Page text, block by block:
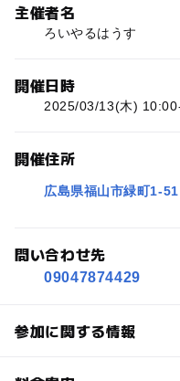
主催者名
ろいやるはうす
開催日時
2025/03/13(木)
開催住所
広島県福山市緑町1-51
問い合わせ先
09047874429
参加に関する情報